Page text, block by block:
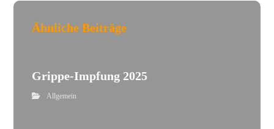
Ähnliche Beiträge
Grippe-Impfung 2025
Allgemein